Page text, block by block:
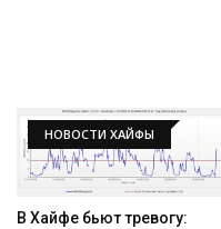
НОВОСТИ ХАЙФЫ
В Хайфе бьют тревогу: